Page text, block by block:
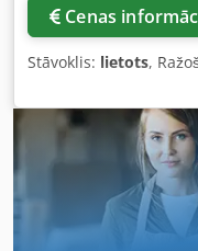
Cenas
Stāvoklis: lietots,